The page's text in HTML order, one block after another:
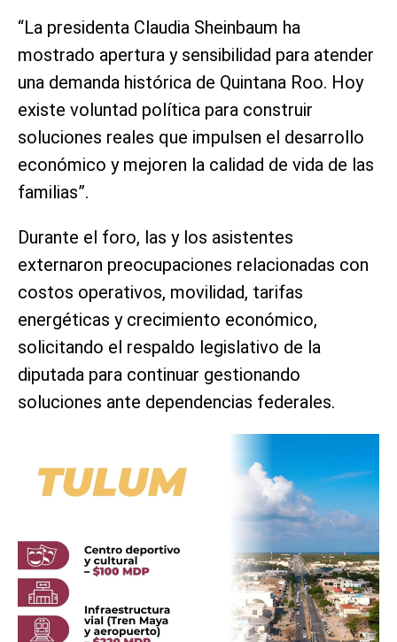
“La presidenta Claudia Sheinbaum ha
mostrado apertura y sensibilidad para atender
una demanda histórica de Quintana Roo. Hoy
existe voluntad política para construir
soluciones reales que impulsen el desarrollo
económico y mejoren la calidad de vida de las
familias”.
Durante el foro, las y los asistentes
externaron preocupaciones relacionadas con
costos operativos, movilidad, tarifas
energéticas y crecimiento económico,
solicitando el respaldo legislativo de la
diputada para continuar gestionando
soluciones ante dependencias federales.